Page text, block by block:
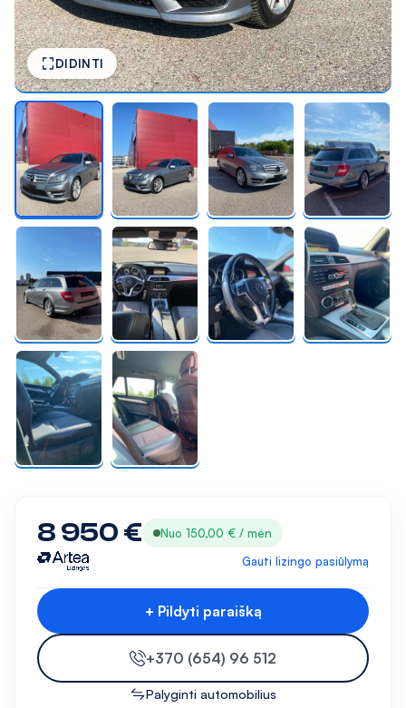
DIDINTI
8 950 €
Nuo 150,00 € / mėn
Gauti lizingo pasiūlymą
+ Pildyti paraišką
+370 (654) 96 512
Palyginti automobilius